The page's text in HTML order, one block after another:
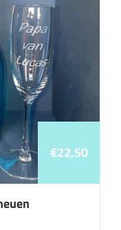
€22,50